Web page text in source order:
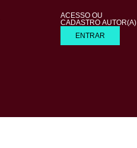
ACESSO OU
CADASTRO AUTOR(A)
ENTRAR